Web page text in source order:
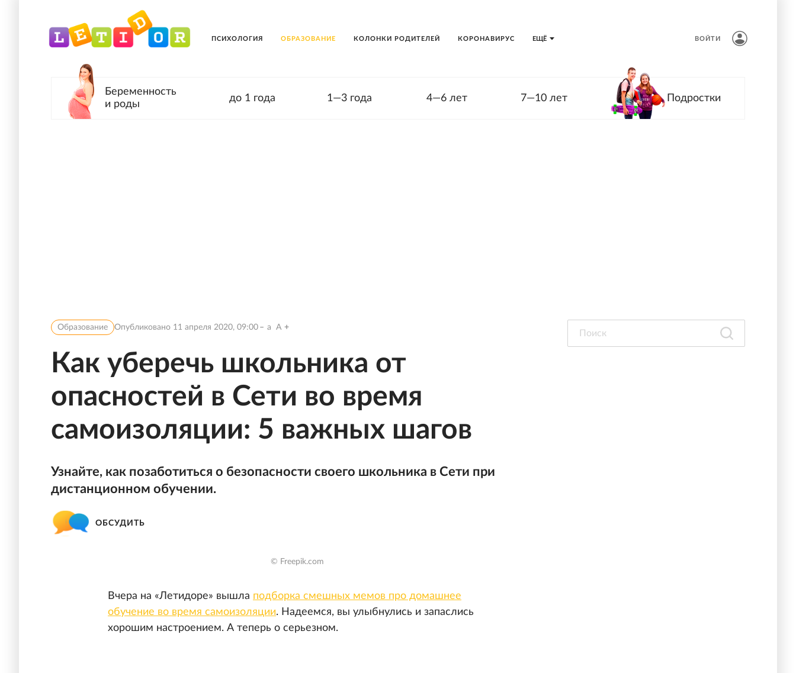
ЕЩЁ
ПСИХОЛОГИЯ ОБРАЗОВАНИЕ КОЛОНКИ РОДИТЕЛЕЙ КОРОНАВИРУС ВОЙТИ
Беременность
и роды
до 1 года 1—3 года 4—6 лет 7—10 лет Подростки
Образование Опубликовано 11 апреля 2020, 09:00 a A
Как уберечь школьника от
опасностей в Сети во время
самоизоляции: 5 важных шагов
Узнайте, как позаботиться о безопасности своего школьника в Сети при
дистанционном обучении.
ОБСУДИТЬ
© Freepik.com
Вчера на «Летидоре» вышла подборка смешных мемов про домашнее
обучение во время самоизоляции. Надеемся, вы улыбнулись и запаслись
хорошим настроением. А теперь о серьезном.